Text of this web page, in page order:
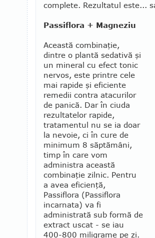
complete. Rezultatul este...
Passiflora + Magneziu
Această combinaţie,
dintre o plantă sedativă şi
un mineral cu efect tonic
nervos, este printre cele
mai rapide şi eficiente
remedii contra atacurilor
de panică. Dar în ciuda
rezultatelor rapide,
tratamentul nu se ia doar
la nevoie, ci în cure de
minimum 8 săptămâni,
timp în care vom
administra această
combinaţie zilnic. Pentru
a avea eficienţă,
Passiflora (Passiflora
incar­nata) va fi
administrată sub formă de
extract uscat - se iau
400-800 miligrame pe zi.